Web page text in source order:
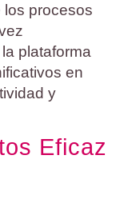
los procesos
plataforma
en
y
Eficaz